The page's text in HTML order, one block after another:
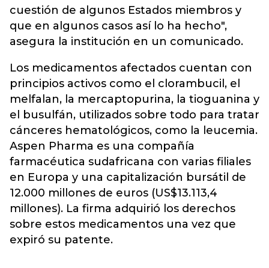
cuestión de algunos Estados miembros y
que en algunos casos así lo ha hecho",
asegura la institución en un comunicado.
Los medicamentos afectados cuentan con
principios activos como el clorambucil, el
melfalan, la mercaptopurina, la tioguanina y
el busulfán, utilizados sobre todo para tratar
cánceres hematológicos, como la leucemia.
Aspen Pharma es una compañía
farmacéutica sudafricana con varias filiales
en Europa y una capitalización bursátil de
12.000 millones de euros (US$13.113,4
millones). La firma adquirió los derechos
sobre estos medicamentos una vez que
expiró su patente.